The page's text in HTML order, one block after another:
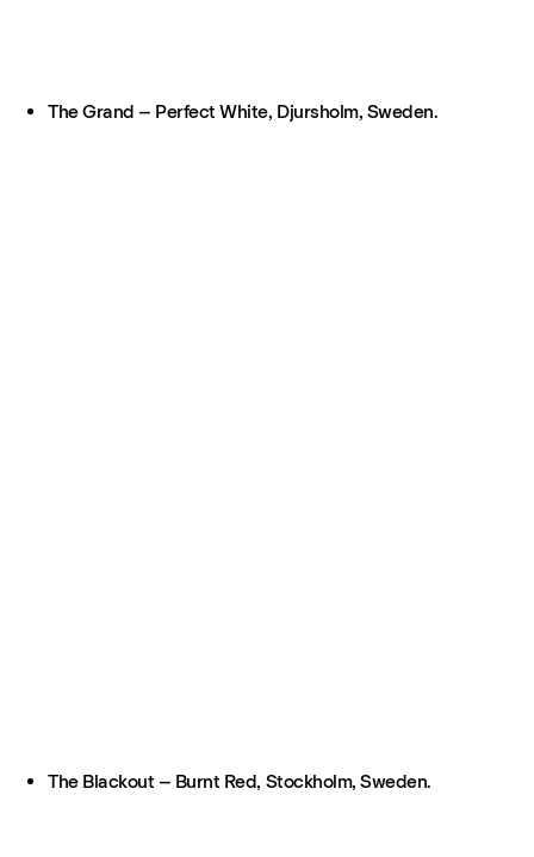
The Grand – Perfect White, Djursholm, Sweden.
The Blackout – Burnt Red, Stockholm, Sweden.